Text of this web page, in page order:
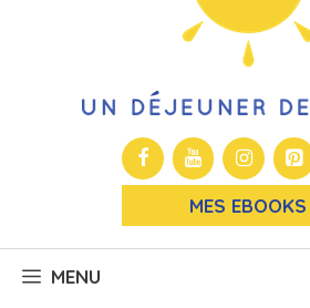
MES EBOOKS
MENU